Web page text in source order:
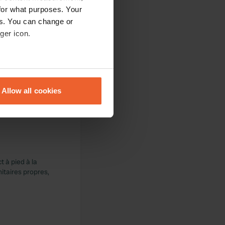
what purposes. Your
You can change or
icon.
meters
may combine it with
Allow all cookies
à pied à la
propres,